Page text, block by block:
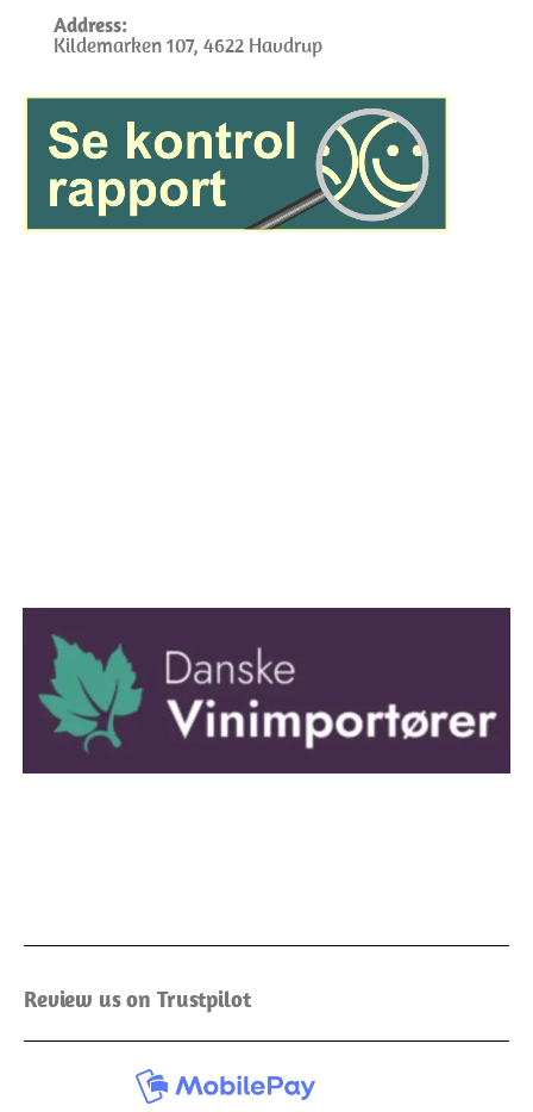
Address:
Kildemarken 107, 4622 Havdrup
Review us on Trustpilot